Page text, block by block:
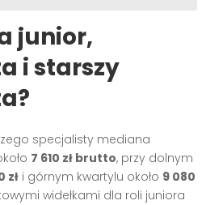
junior,
i starszy
specjalisty mediana
7 610 zł brutto, przy dolnym
zł i górnym kwartylu około 9 080
widełkami dla roli juniora